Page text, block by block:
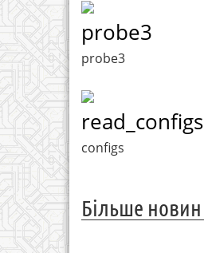
probe3
probe3
read_configs
configs
Більше новин